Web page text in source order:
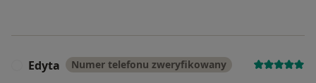
Edyta Numer telefonu zweryfikowany